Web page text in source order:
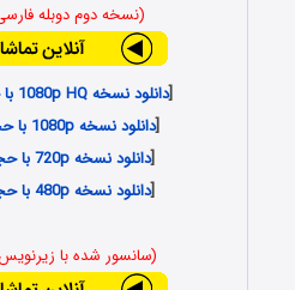
(نسخه دوم دوبله
[دانلود نسخه 1080p HQ با حجم 2.6 گیگابایت
[دانلود نسخه 1080p با حجم 1.9 گیگابایت
[دانلود نسخه 720p با حجم 992 مگابایت
[دانلود نسخه 480p با حجم 702 مگابایت
(سانسور شده با